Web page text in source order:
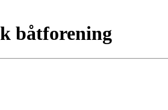
båtforening